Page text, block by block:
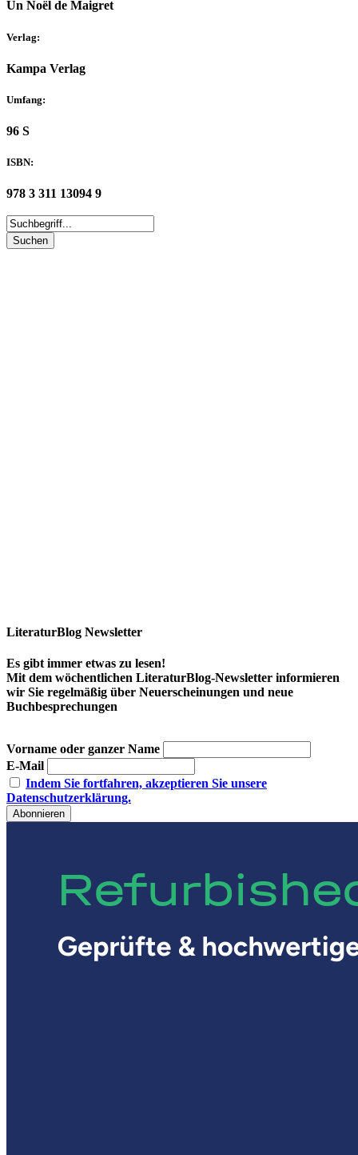
Un Noël de Maigret
Verlag:
Kampa Verlag
Umfang:
96 S
ISBN:
978 3 311 13094 9
LiteraturBlog Newsletter
Es gibt immer etwas zu lesen!
Mit dem wöchentlichen LiteraturBlog-Newsletter informieren
wir Sie regelmäßig über Neuerscheinungen und neue
Buchbesprechungen
Vorname oder ganzer Name
E-Mail
Indem Sie fortfahren, akzeptieren Sie unsere
Datenschutzerklärung.